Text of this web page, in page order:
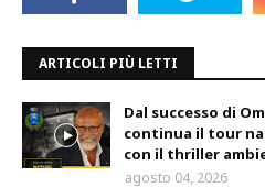
ARTICOLI PIÙ LETTI
Dal successo di
continua il tour
con il thriller
agosto 04, 2026